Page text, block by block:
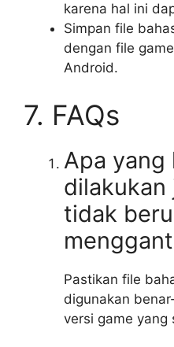
karena hal ini
Simpan file
dengan file
Android.
7. FAQs
Apa yang
dilakukan
tidak
Pastikan file
digunakan
versi game yang